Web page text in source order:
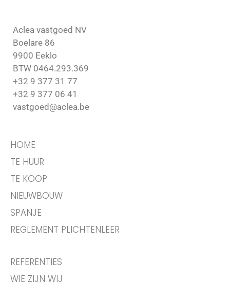
Aclea vastgoed NV
Boelare 86
9900 Eeklo
BTW 0464.293.369
+32 9 377 31 77
+32 9 377 06 41
vastgoed@aclea.be
HOME
TE HUUR
TE KOOP
NIEUWBOUW
SPANJE
REGLEMENT PLICHTENLEER
REFERENTIES
WIE ZIJN WIJ